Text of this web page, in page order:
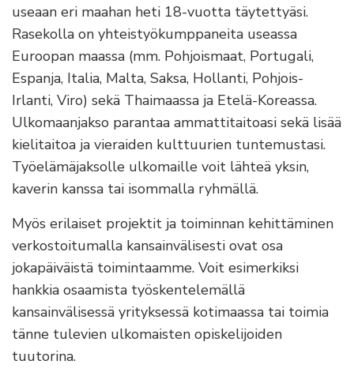
useaan eri maahan heti 18-vuotta täytettyäsi.
Rasekolla on yhteistyökumppaneita useassa
Euroopan maassa (mm. Pohjoismaat, Portugali,
Espanja, Italia, Malta, Saksa, Hollanti, Pohjois-
Irlanti, Viro) sekä Thaimaassa ja Etelä-Koreassa.
Ulkomaanjakso parantaa ammattitaitoasi sekä lisää
kielitaitoa ja vieraiden kulttuurien tuntemustasi.
Työelämäjaksolle ulkomaille voit lähteä yksin,
kaverin kanssa tai isommalla ryhmällä.
Myös erilaiset projektit ja toiminnan kehittäminen
verkostoitumalla kansainvälisesti ovat osa
jokapäiväistä toimintaamme. Voit esimerkiksi
hankkia osaamista työskentelemällä
kansainvälisessä yrityksessä kotimaassa tai toimia
tänne tulevien ulkomaisten opiskelijoiden
tuutorina.